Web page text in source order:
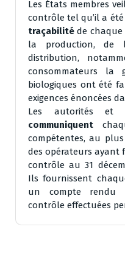
Les États membres
contrôle tel qu’il a
traçabilitéde
la production, de
distribution,
consommateurs la
biologiques ont été
exigences énoncées
Les autorités et
communiquent
compétentes, au
des opérateurs ayant
contrôle au 31
Ils fournissent
un compte rendu
contrôle effectuées